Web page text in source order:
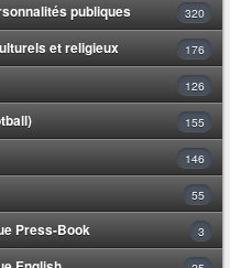
publiques 320
et religieux 176
126
155
146
55
Press-Book 3